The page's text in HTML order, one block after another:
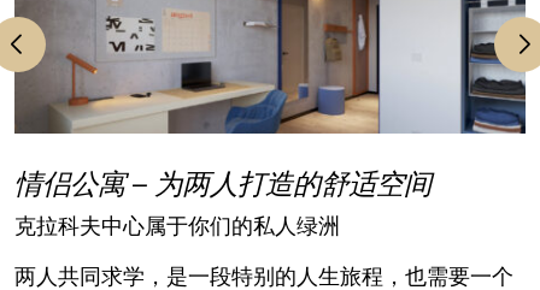
情侣公寓 – 为两人打造的舒适空间
克拉科夫中心属于你们的私人绿洲
两人共同求学，是一段特别的人生旅程，也需要一个